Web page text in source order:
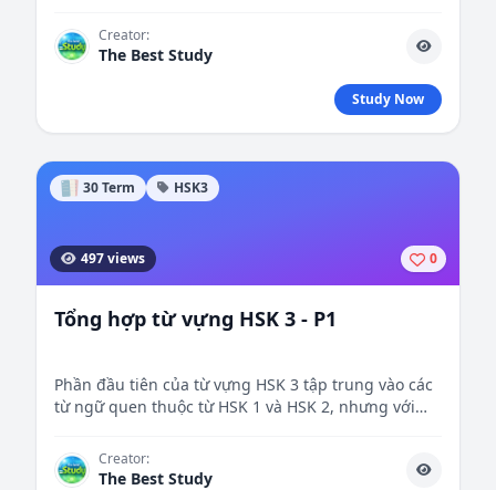
ngày, giúp người học mở rộng vốn từ để giao tiếp
đa dạng hơn.
Creator:
The Best Study
Study Now
30 Term HSK3
497 views 0
Tổng hợp từ vựng HSK 3 - P1
Phần đầu tiên của từ vựng HSK 3 tập trung vào các
từ ngữ quen thuộc từ HSK 1 và HSK 2, nhưng với
thiệu các từ mới, giúp người học chuẩn bị cho các
cấp độ khó hơn.
Creator:
The Best Study